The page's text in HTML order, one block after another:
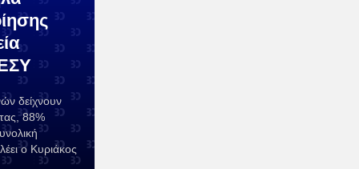
δείχνουν
88%
ο Κυριάκος